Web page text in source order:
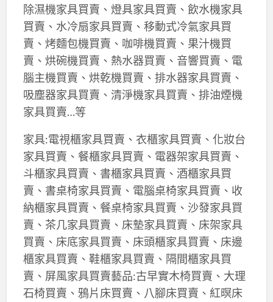
除濕機家具買賣、燈具家具買賣、飲水機家具
買賣、水冷扇家具買賣、移動式冷氣家具買
賣、烤麵包機買賣、咖啡機買賣、果汁機買
賣、烘碗機買賣、熱水器買賣、音響買賣、電
腦主機買賣、烘乾機買賣、排水器家具買賣、
吸塵器家具買賣、清淨機家具買賣、排油煙機
家具買賣…等
家具:電視櫃家具買賣、衣櫃家具買賣、化妝台
家具買賣、餐櫃家具買賣、電器架家具買賣、
斗櫃家具買賣、書櫃家具買賣、酒櫃家具買
賣、書桌椅家具買賣、電腦桌椅家具買賣、收
納櫃家具買賣、餐桌椅家具買賣、沙發家具買
賣、茶几家具買賣、床墊家具買賣、床架家具
買賣、床底家具買賣、床頭櫃家具買賣、床邊
櫃家具買賣、鞋櫃家具買賣、隔間櫃家具買
賣、屏風家具買賣藝品:古早實木椅買賣、大理
石椅買賣、鴉片床買賣、八腳床買賣、紅暝床